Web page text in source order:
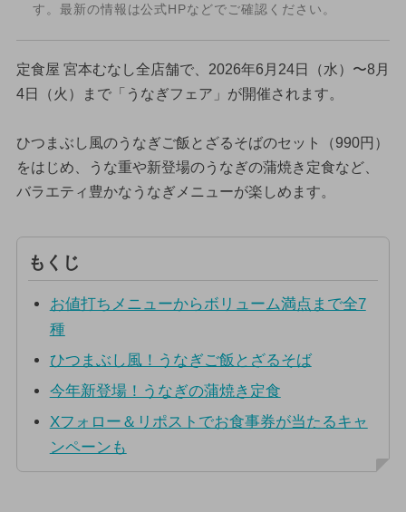
す。最新の情報は公式HPなどでご確認ください。
定食屋 宮本むなし全店舗で、2026年6月24日（水）〜8月
4日（火）まで「うなぎフェア」が開催されます。
ひつまぶし風のうなぎご飯とざるそばのセット（990円）
をはじめ、うな重や新登場のうなぎの蒲焼き定食など、
バラエティ豊かなうなぎメニューが楽しめます。
もくじ
お値打ちメニューからボリューム満点まで全7
種
ひつまぶし風！うなぎご飯とざるそば
今年新登場！うなぎの蒲焼き定食
Xフォロー＆リポストでお食事券が当たるキャ
ンペーンも